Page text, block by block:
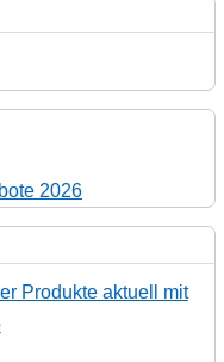
Produkte aktuell mit